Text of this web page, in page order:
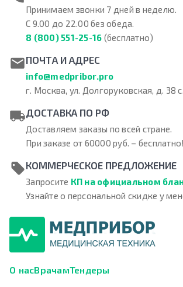
Принимаем звонки 7 дней в неделю.
С 9.00 до 22.00 без обеда.
8 (800) 551-25-16 (бесплатно)
ПОЧТА И АДРЕС
info@medpribor.pro
г. Москва, ул. Долгоруковская, д. 38
ДОСТАВКА ПО РФ
Доставляем заказы по всей стране.
При заказе от 60000 руб. – бесплатно!
КОММЕРЧЕСКОЕ ПРЕДЛОЖЕНИЕ
Запросите КП на официальном
Узнайте о персональной скидке у
О насВрачамТендеры